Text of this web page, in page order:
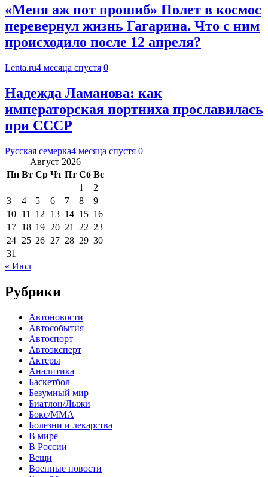
«Меня аж пот прошиб» Полет в космос
перевернул жизнь Гагарина. Что с ним
происходило после 12 апреля?
Lenta.ru4 месяца спустя 0
Надежда Ламанова: как
императорская портниха прославилась
при СССР
Русская семерка4 месяца спустя 0
Август 2026
Пн Вт Ср Чт Пт Сб Вс
1
2
3
4 5 6 7 8
9
10 11 12 13 14 15 16
17 18 19 20 21 22 23
24 25 26 27 28 29 30
31
« Июл
Рубрики
Автоновости
Автособытия
Автоспорт
Автоэксперт
Актеры
Аналитика
Баскетбол
Безумный мир
Биатлон/Лыжи
Бокс/MMA
Болезни и лекарства
В мире
В России
Вещи
Военные новости